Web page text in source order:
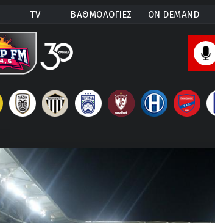
TV ΒΑΘΜΟΛΟΓΙΕΣ ON DEMAND